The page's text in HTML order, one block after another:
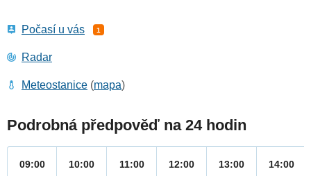
Počasí u vás 1
Radar
Meteostanice (mapa)
Podrobná předpověď na 24 hodin
09:00 10:00 11:00 12:00 13:00 14:00